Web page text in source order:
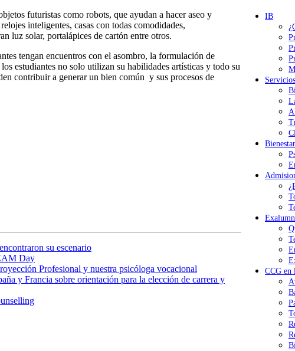
IB
Servicios
Bienestar
CCG en
futuristas como robots, que ayudan a hacer aseo y
inteligentes, casas con todas comodidades,
luz solar, portalápices de cartón entre otros.
tengan encuentros con el asombro, la formulación de
estudiantes no solo utilizan su habilidades artísticas y todo su
contribuir a generar un bien común y sus procesos de
su escenario
Day
Profesional y nuestra psicóloga vocacional
y Francia sobre orientación para la elección de carrera y